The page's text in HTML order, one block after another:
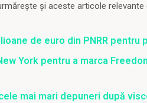
și aceste articole relevante
de euro din PNRR pentru
York pentru a marca
mai mari depuneri după